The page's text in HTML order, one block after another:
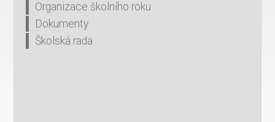
Organizace školního roku
Dokumenty
Školská rada